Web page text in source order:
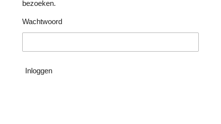
bezoeken.
Wachtwoord
Inloggen